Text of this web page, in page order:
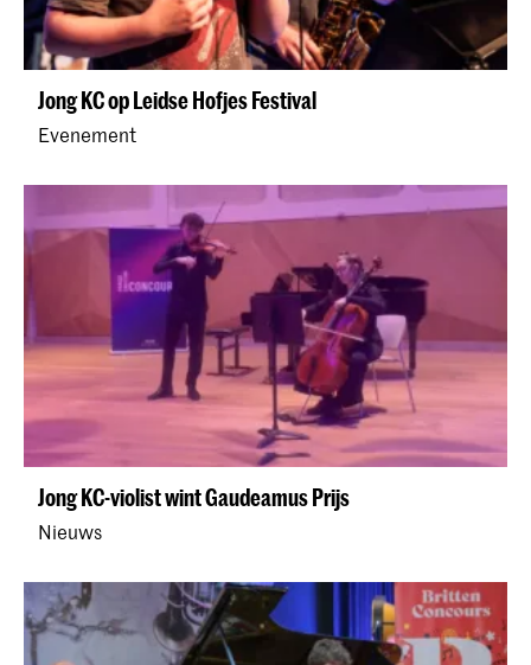
Jong KC op Leidse Hofjes Festival
Evenement
Jong KC-violist wint Gaudeamus Prijs
Nieuws